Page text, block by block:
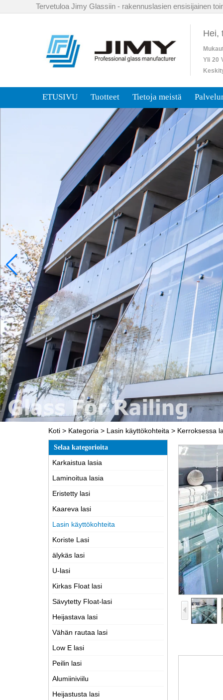
Tervetuloa Jimy Glassiin - rakennuslasien ensisijainen
Hei,
Yli 20
ETUSIVU Tuotteet Tietoja meistä
Koti > Kategoria > Lasin käyttökohteita > Kerroksessa
Selaa kategorioita
Karkaistua lasia
Laminoitua lasia
Eristetty lasi
Kaareva lasi
Lasin käyttökohteita
Koriste Lasi
älykäs lasi
U-lasi
Kirkas Float lasi
Sävytetty Float-lasi
Heijastava lasi
Vähän rautaa lasi
Low E lasi
Peilin lasi
Alumiiniviilu
Heijastusta lasi